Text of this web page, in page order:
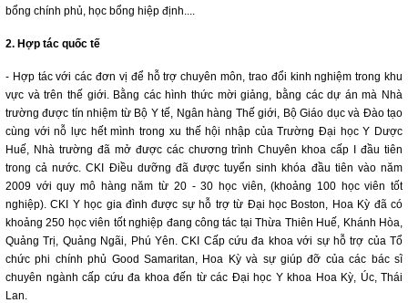
bổng chính phủ, học bổng hiệp định....
2. Hợp tác quốc tế
- Hợp tác với các đơn vị để hỗ trợ chuyên môn, trao đổi kinh nghiệm trong khu
vực và trên thế giới. Bằng các hình thức mời giảng, bằng các dự án mà Nhà
trường được tín nhiệm từ Bộ Y tế, Ngân hàng Thế giới, Bộ Giáo dục và Đào tạo
cùng với nỗ lực hết mình trong xu thế hội nhập của Trường Đại học Y Dược
Huế, Nhà trường đã mở được các chương trình Chuyên khoa cấp I đầu tiên
trong cả nước. CKI Điều dưỡng đã được tuyển sinh khóa đầu tiên vào năm
2009 với quy mô hàng năm từ 20 - 30 học viên, (khoảng 100 học viên tốt
nghiệp). CKI Y học gia đình được sự hỗ trợ từ Đại học Boston, Hoa Kỳ đã có
khoảng 250 học viên tốt nghiệp đang công tác tại Thừa Thiên Huế, Khánh Hòa,
Quảng Trị, Quảng Ngãi, Phú Yên. CKI Cấp cứu đa khoa với sự hỗ trợ của Tổ
chức phi chính phủ Good Samaritan, Hoa Kỳ và sự giúp đỡ của các bác sĩ
chuyên ngành cấp cứu đa khoa đến từ các Đại học Y khoa Hoa Kỳ, Úc, Thái
Lan.